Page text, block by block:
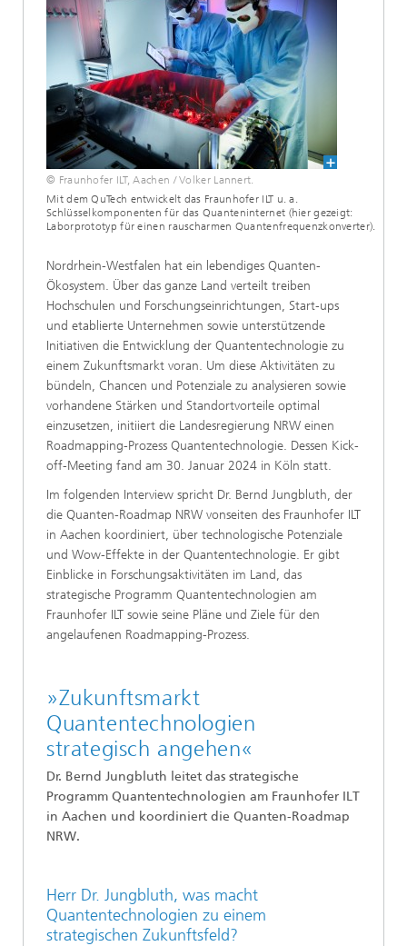
© Fraunhofer ILT, Aachen / Volker Lannert.
Mit dem QuTech entwickelt das Fraunhofer ILT u. a.
Schlüsselkomponenten für das Quanteninternet (hier gezeigt:
Laborprototyp für einen rauscharmen Quantenfrequenzkonverter).
Nordrhein-Westfalen hat ein lebendiges Quanten-
Ökosystem. Über das ganze Land verteilt treiben
Hochschulen und Forschungseinrichtungen, Start-ups
und etablierte Unternehmen sowie unterstützende
Initiativen die Entwicklung der Quantentechnologie zu
einem Zukunftsmarkt voran. Um diese Aktivitäten zu
bündeln, Chancen und Potenziale zu analysieren sowie
vorhandene Stärken und Standortvorteile optimal
einzusetzen, initiiert die Landesregierung NRW einen
Roadmapping-Prozess Quantentechnologie. Dessen Kick-
off-Meeting fand am 30. Januar 2024 in Köln statt.
Im folgenden Interview spricht Dr. Bernd Jungbluth, der
die Quanten-Roadmap NRW vonseiten des Fraunhofer ILT
in Aachen koordiniert, über technologische Potenziale
und Wow-Effekte in der Quantentechnologie. Er gibt
Einblicke in Forschungsaktivitäten im Land, das
strategische Programm Quantentechnologien am
Fraunhofer ILT sowie seine Pläne und Ziele für den
angelaufenen Roadmapping-Prozess.
»Zukunftsmarkt
Quantentechnologien
strategisch angehen«
Dr. Bernd Jungbluth leitet das strategische
Programm Quantentechnologien am Fraunhofer ILT
in Aachen und koordiniert die Quanten-Roadmap
NRW.
Herr Dr. Jungbluth, was macht
Quantentechnologien zu einem
strategischen Zukunftsfeld?